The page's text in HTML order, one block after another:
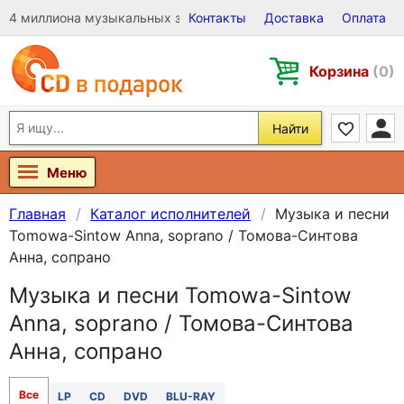
4 миллиона музыкальных записей на Виниле, CD и DVD
Контакты Доставка Оплата
Корзина (0)
Найти
Меню
Главная Каталог исполнителей
Музыка и песни
Tomowa-Sintow Anna, soprano / Томова-Синтова
Анна, сопрано
Музыка и песни Tomowa-Sintow
Anna, soprano / Томова-Синтова
Анна, сопрано
Все LP CD DVD BLU-RAY